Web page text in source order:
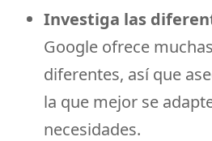
Investiga las
Google ofrece
diferentes, así que
la que mejor se
necesidades.